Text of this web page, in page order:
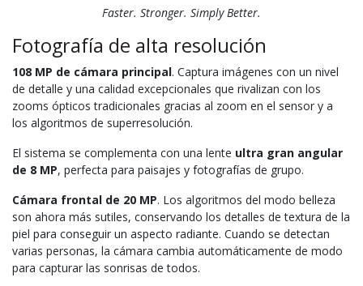
Faster. Stronger. Simply Better.
Fotografía de alta resolución
108 MP de cámara principal. Captura imágenes con un nivel
de detalle y una calidad excepcionales que rivalizan con los
zooms ópticos tradicionales gracias al zoom en el sensor y a
los algoritmos de superresolución.
El sistema se complementa con una lente ultra gran angular
de 8 MP, perfecta para paisajes y fotografías de grupo.
Cámara frontal de 20 MP. Los algoritmos del modo belleza
son ahora más sutiles, conservando los detalles de textura de la
piel para conseguir un aspecto radiante. Cuando se detectan
varias personas, la cámara cambia automáticamente de modo
para capturar las sonrisas de todos.